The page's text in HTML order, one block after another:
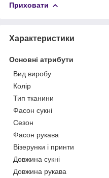
Приховати
Характеристики
Основні атрибути
Вид виробу
Колір
Тип тканини
Фасон сукні
Сезон
Фасон рукава
Візерунки і принти
Довжина сукні
Довжина рукава